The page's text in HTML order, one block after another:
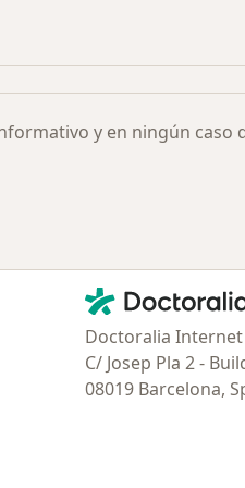
y en ningún caso
Contacto
Doctoralia - Página de
Doctoralia Internet
C/ Josep Pla 2 -
08019 Barcelona,